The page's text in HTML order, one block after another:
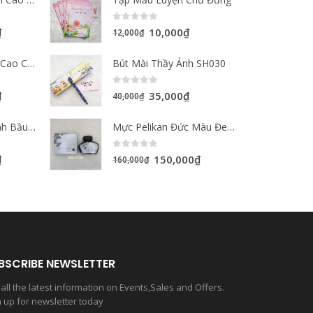
Mực Hero Màu Đỏ Cao Cấp Nội Địa Trung Quốc 40ml
Mực Hero Màu Xanh Bầu Trời Cao Cấp Nội Địa Trung Quốc 40ml
12,000₫ 10,000₫
Bút Mài Thầy Ánh SH030
40,000₫ 35,000₫
Mực Pelikan Đức Màu Đen Chính Hãng 62ml
160,000₫ 150,000₫
NEWSLETTER
the latest information on Events,Sales and Offers.
up for newsletter today